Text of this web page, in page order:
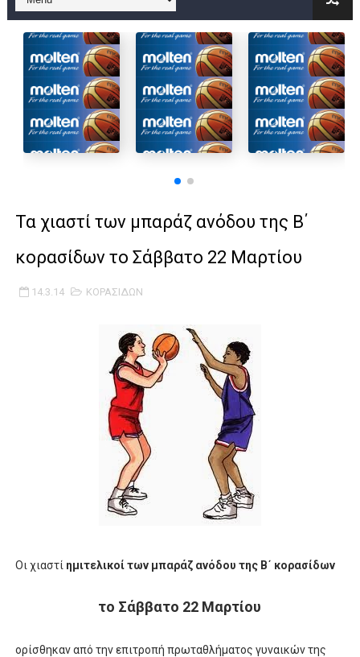
B ΕΦΗΒΩΝ F4 : Χάλκινο το Πέρα 71-56 την Δραπετσώνα στον
Στην National League 2 ο Μανδραϊκός 83-72 τον Εθνικό
Live streaming ΜΠΑΡΑΖ ΑΝΟΔΟΥ ΣΤΗΝ NL 2 : ΑΥΡΙΟ
Β΄ ΕΦΗΒΩΝ F4 : Εντυπωσιακός ο Ρέντης στον τελικό 104-77
TEΛΙΚΟΣ ΚΥΠΕΛΛΟΥ: Κυπελλούχος ο Μανδραϊκός σε ματς
ΧΡΟΝΙΑ ΠΟΛΛΑ ΣΤΟ ΕΛΛΗΝΙΚΟ ΜΠΑΣΚΕΤ : 39Η ΕΠΕΤΕΙΟΣ ΑΠΟ
Ο δρόμος για τον 29ο τελικό κυπέλλου ανδρών ΕΣΚΑΝΑ
U21: Τεράστια πρόκριση για τον Πανελευσινιακό στον
Γ΄ανδρών play offs : "Σκληρό" καρύδι η Φιλία Περάματος
Play off B εφήβων Β φάση Στο f4 ΑΕ Ρέντη, Πέρα , Ερμής
Τα χιαστί των μπαράζ ανόδου της Β΄
κορασίδων το Σάββατο 22 Μαρτίου
14.3.14 ΚΟΡΑΣΙΔΩΝ
Οι χιαστί ημιτελικοί των μπαράζ ανόδου της Β΄ κορασίδων
το Σάββατο 22 Μαρτίου
ορίσθηκαν από την επιτροπή πρωταθλήματος γυναικών της